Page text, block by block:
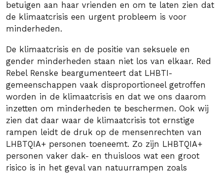
betuigen aan haar vrienden en om te laten zien dat
de klimaatcrisis een urgent probleem is voor
minderheden.
De klimaatcrisis en de positie van seksuele en
gender minderheden staan niet los van elkaar. Red
Rebel Renske beargumenteert dat LHBTI-
gemeenschappen vaak disproportioneel getroffen
worden in de klimaatcrisis en dat we ons daarom
inzetten om minderheden te beschermen. Ook wij
zien dat daar waar de klimaatcrisis tot ernstige
rampen leidt de druk op de mensenrechten van
LHBTQIA+ personen toeneemt. Zo zijn LHBTQIA+
personen vaker dak- en thuisloos wat een groot
risico is in het geval van natuurrampen zoals